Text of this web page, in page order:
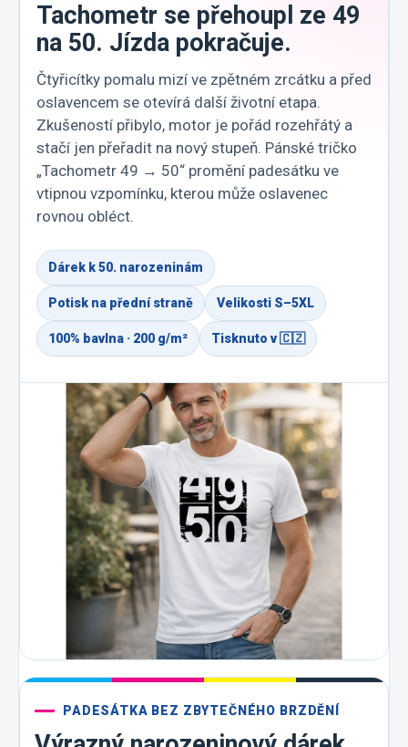
Tachometr se přehoupl ze 49
na 50. Jízda pokračuje.
Čtyřicítky pomalu mizí ve zpětném zrcátku a před
oslavencem se otevírá další životní etapa.
Zkušeností přibylo, motor je pořád rozehřátý a
stačí jen přeřadit na nový stupeň. Pánské tričko
„Tachometr 49 → 50“ promění padesátku ve
vtipnou vzpomínku, kterou může oslavenec
rovnou obléct.
Dárek k 50. narozeninám
Potisk na přední straně Velikosti S–5XL
100% bavlna · 200 g/m² Tisknuto v 🇨🇿
PADESÁTKA BEZ ZBYTEČNÉHO BRZDĚNÍ